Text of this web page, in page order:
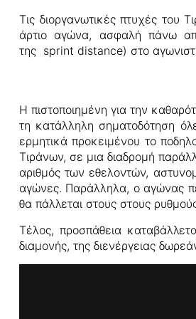
Τις διοργανωτικές πτυχές του
άρτιο αγώνα, ασφαλή πάνω
της sprint distance) στο
Η πιστοποιημένη για την
τη κατάλληλη σηματοδότηση
ερμητικά προκειμένου το
Τιράνων, σε μια διαδρομή
αριθμός των εθελοντών,
αγώνες. Παράλληλα, ο αγώνας
θα πάλλεται στους στους
Τέλος, προσπάθεια
διαμονής, της διενέργειας